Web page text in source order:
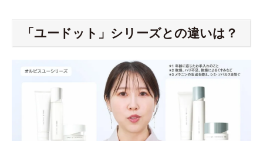
「ユードット」シリーズとの違いは？